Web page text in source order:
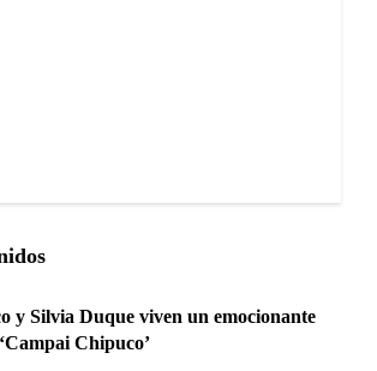
y Silvia Duque viven un emocionante
Chipuco’